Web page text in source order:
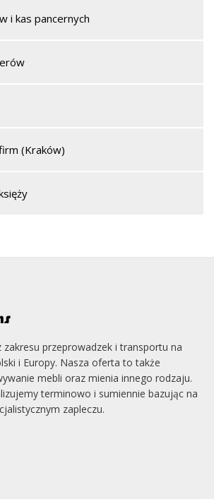
i kas pancernych
(Kraków)
zakresu przeprowadzek i transportu na
i Europy. Nasza oferta to także
mebli oraz mienia innego rodzaju.
terminowo i sumiennie bazując na
zapleczu.